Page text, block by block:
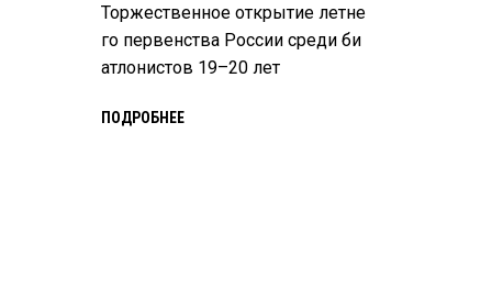
Торжественное открытие летне
го первенства России среди би
атлонистов 19–20 лет
ПОДРОБНЕЕ